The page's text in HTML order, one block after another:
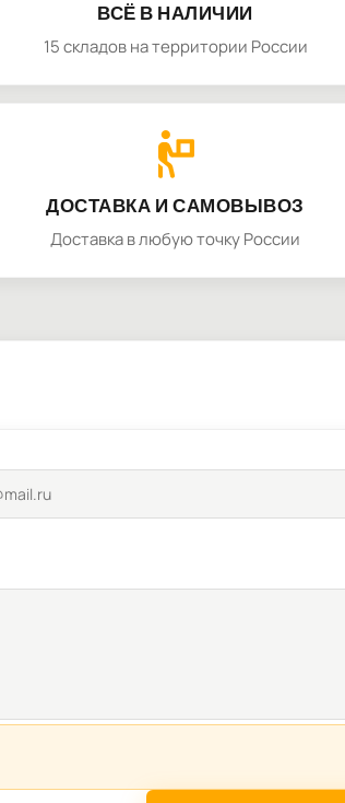
ВСЁ В НАЛИЧИИ
15 складов на территории России
ДОСТАВКА И САМОВЫВОЗ
Доставка в любую точку России